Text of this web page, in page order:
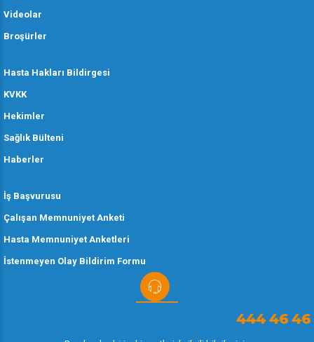
Videolar
Broşürler
Hasta Hakları Bildirgesi
KVKK
Hekimler
Sağlık Bülteni
Haberler
İş Başvurusu
Çalışan Memnuniyet Anketi
Hasta Memnuniyet Anketleri
İstenmeyen Olay Bildirim Formu
444 46 46